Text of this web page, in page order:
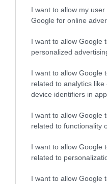
I want to allow my
Google for online
I want to allow Google
personalized
I want to allow Google
related to analytics
device identifiers in
I want to allow Google
related to functionality
I want to allow Google
related to
I want to allow Google
900 millió dolláros
nem jár vissza!
Egy amerikai bank
összeget utalt, de a bíróság